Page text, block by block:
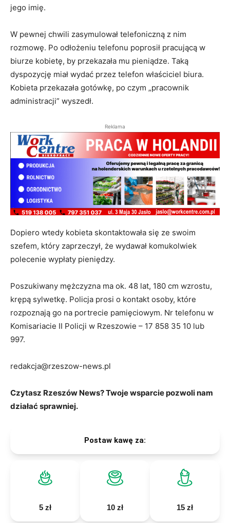
jego imię.
W pewnej chwili zasymulował telefoniczną z nim
rozmowę. Po odłożeniu telefonu poprosił pracującą w
biurze kobietę, by przekazała mu pieniądze. Taką
dyspozycję miał wydać przez telefon właściciel biura.
Kobieta przekazała gotówkę, po czym „pracownik
administracji” wyszedł.
Reklama
Dopiero wtedy kobieta skontaktowała się ze swoim
szefem, który zaprzeczył, że wydawał komukolwiek
polecenie wypłaty pieniędzy.
Poszukiwany mężczyzna ma ok. 48 lat, 180 cm wzrostu,
krępą sylwetkę. Policja prosi o kontakt osoby, które
rozpoznają go na portrecie pamięciowym. Nr telefonu w
Komisariacie II Policji w Rzeszowie – 17 858 35 10 lub
997.
redakcja@rzeszow-news.pl
Czytasz Rzeszów News? Twoje wsparcie pozwoli nam
działać sprawniej.
Postaw kawę za:
5 zł 10 zł 15 zł